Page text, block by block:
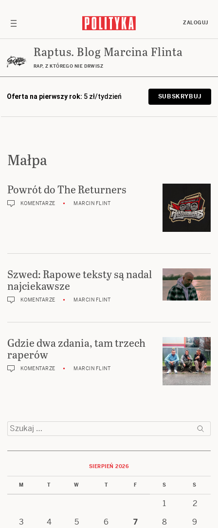
ZALOGUJ
Raptus. Blog Marcina Flinta
RAP, Z KTÓREGO NIE DRWISZ
Oferta na pierwszy rok: 5 zł/tydzień SUBSKRYBUJ
Małpa
Powrót do The Returners
KOMENTARZE MARCIN FLINT
Szwed: Rapowe teksty są nadal
najciekawsze
KOMENTARZE MARCIN FLINT
Gdzie dwa zdania, tam trzech
raperów
KOMENTARZE MARCIN FLINT
Szukaj:
SIERPIEŃ 2026
M T W T F S S
1
2
3
4 5 6 7 8
9